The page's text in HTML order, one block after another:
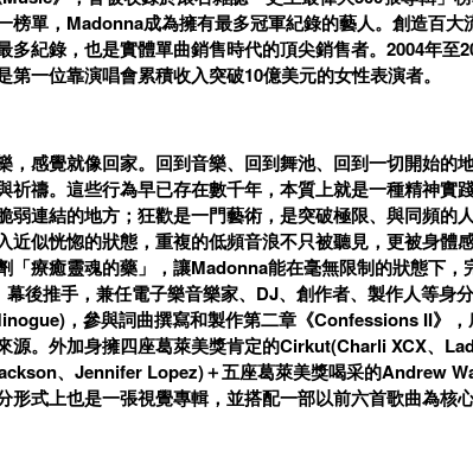
榜單，Madonna成為擁有最多冠軍紀錄的藝人。創造百
多紀錄，也是實體單曲銷售時代的頂尖銷售者。2004年至
第一位靠演唱會累積收入突破10億美元的女性表演者。
，感覺就像回家。回到音樂、回到舞池、回到一切開始
祈禱。這些行為早已存在數千年，本質上就是一種精神實
弱連結的地方；狂歡是一門藝術，是突破極限、與同頻的
近似恍惚的狀態，重複的低頻音浪不只被聽見，更被身體
「療癒靈魂的藥」，讓Madonna能在毫無限制的狀態下
後推手，兼任電子樂音樂家、DJ、創作者、製作人等身
，參與詞曲撰寫和製作第二章《Confessions II》
源。外加身擁四座葛萊美獎肯定的Cirkut(Charli XCX、
、Jennifer Lopez)＋五座葛萊美獎喝采的Andrew
形式上也是一張視覺專輯，並搭配一部以前六首歌曲為核